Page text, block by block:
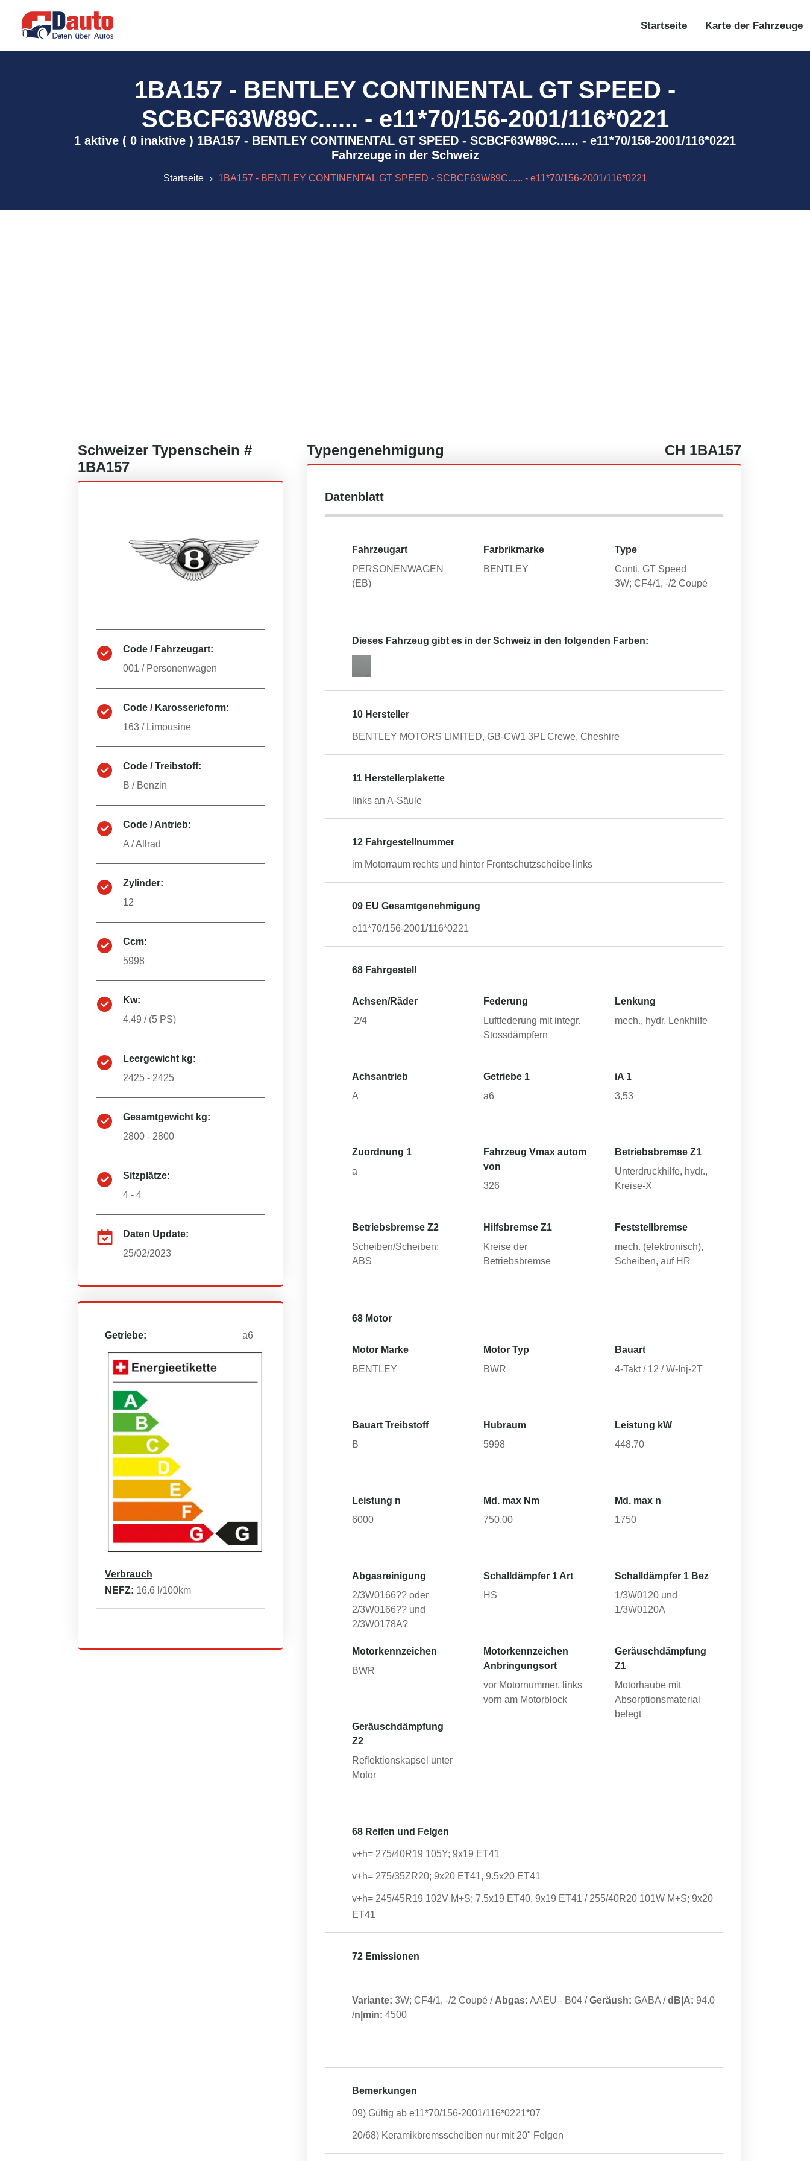
Startseite Karte der Fahrzeuge
1BA157 - BENTLEY CONTINENTAL GT SPEED -
SCBCF63W89C...... - e11*70/156-2001/116*0221
1 aktive ( 0 inaktive ) 1BA157 - BENTLEY CONTINENTAL GT SPEED - SCBCF63W89C...... - e11*70/156-2001/116*0221
Fahrzeuge in der Schweiz
Startseite 1BA157 - BENTLEY CONTINENTAL GT SPEED - SCBCF63W89C...... - e11*70/156-2001/116*0221
Schweizer Typenschein #
1BA157
Code / Fahrzeugart:
001 / Personenwagen
Code / Karosserieform:
163 / Limousine
Code / Treibstoff:
B / Benzin
Code / Antrieb:
A /Allrad
Zylinder:
12
Ccm:
5998
Kw:
4.49 / (5 PS)
Leergewicht kg:
2425 - 2425
Gesamtgewicht kg:
2800 - 2800
Sitzplätze:
4 - 4
Daten Update:
25/02/2023
Getriebe: a6
Verbrauch
NEFZ: 16.6 l/100km
Typengenehmigung CH 1BA157
Datenblatt
Fahrzeugart
PERSONENWAGEN
(EB)
Farbrikmarke
BENTLEY
Type
Conti. GT Speed
3W; CF4/1, -/2 Coupé
Dieses Fahrzeug gibt es in der Schweiz in den folgenden Farben:
10 Hersteller
BENTLEY MOTORS LIMITED, GB-CW1 3PL Crewe, Cheshire
11 Herstellerplakette
links an A-Säule
12 Fahrgestellnummer
im Motorraum rechts und hinter Frontschutzscheibe links
09 EU Gesamtgenehmigung
e11*70/156-2001/116*0221
68 Fahrgestell
Achsen/Räder
'2/4
Federung
Luftfederung mit integr.
Stossdämpfern
Lenkung
mech., hydr. Lenkhilfe
Achsantrieb
A
Getriebe 1
a6
iA 1
3,53
Zuordnung 1
a
Fahrzeug Vmax autom
von
326
Betriebsbremse Z1
Unterdruckhilfe, hydr.,
Kreise-X
Betriebsbremse Z2
Scheiben/Scheiben;
ABS
Hilfsbremse Z1
Kreise der
Betriebsbremse
Feststellbremse
mech. (elektronisch),
Scheiben, auf HR
68 Motor
Motor Marke
BENTLEY
Motor Typ
BWR
Bauart
4-Takt / 12 / W-Inj-2T
Bauart Treibstoff
B
Hubraum
5998
Leistung kW
448.70
Leistung n
6000
Md. max Nm
750.00
Md. max n
1750
Abgasreinigung
2/3W0166?? oder
2/3W0166?? und
2/3W0178A?
Schalldämpfer 1 Art
HS
Schalldämpfer 1 Bez
1/3W0120 und
1/3W0120A
Motorkennzeichen
BWR
Motorkennzeichen
Anbringungsort
vor Motornummer, links
vorn am Motorblock
Geräuschdämpfung
Z1
Motorhaube mit
Absorptionsmaterial
belegt
Geräuschdämpfung
Z2
Reflektionskapsel unter
Motor
68 Reifen und Felgen
v+h= 275/40R19 105Y; 9x19 ET41
v+h= 275/35ZR20; 9x20 ET41, 9.5x20 ET41
v+h= 245/45R19 102V M+S; 7.5x19 ET40, 9x19 ET41 / 255/40R20 101W M+S; 9x20
ET41
72 Emissionen
Variante: 3W; CF4/1, -/2 Coupé / Abgas: AAEU - B04 /Geräush: GABA /dB|A: 94.0
/n|min: 4500
Bemerkungen
09) Gültig ab e11*70/156-2001/116*0221*07
20/68) Keramikbremsscheiben nur mit 20" Felgen